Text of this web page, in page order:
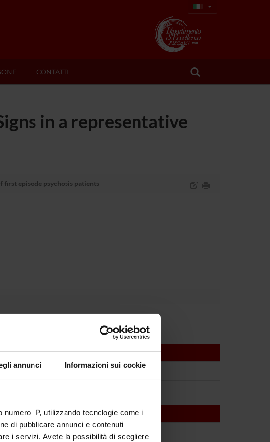
annunci Informazioni sui cookie
IP, utilizzando tecnologie come i
di pubblicare annunci e contenuti
i servizi. Avete la possibilità di scegliere
CONTATTI
in a representative
first episode psychosis patients